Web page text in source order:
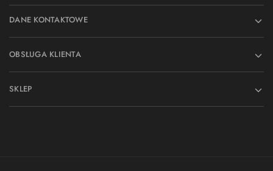
DANE KONTAKTOWE
OBSŁUGA KLIENTA
SKLEP